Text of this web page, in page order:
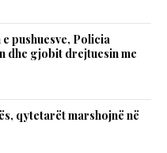
pushuesve, Policia
dhe gjobit drejtuesin me
qytetarët marshojnë në